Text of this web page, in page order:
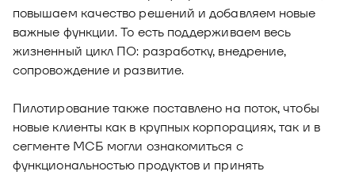
повышаем качество решений и добавляем новые
важные функции. То есть поддерживаем весь
жизненный цикл ПО: разработку, внедрение,
сопровождение и развитие.
Пилотирование также поставлено на поток, чтобы
новые клиенты как в крупных корпорациях, так и в
сегменте МСБ могли ознакомиться с
функциональностью продуктов и принять